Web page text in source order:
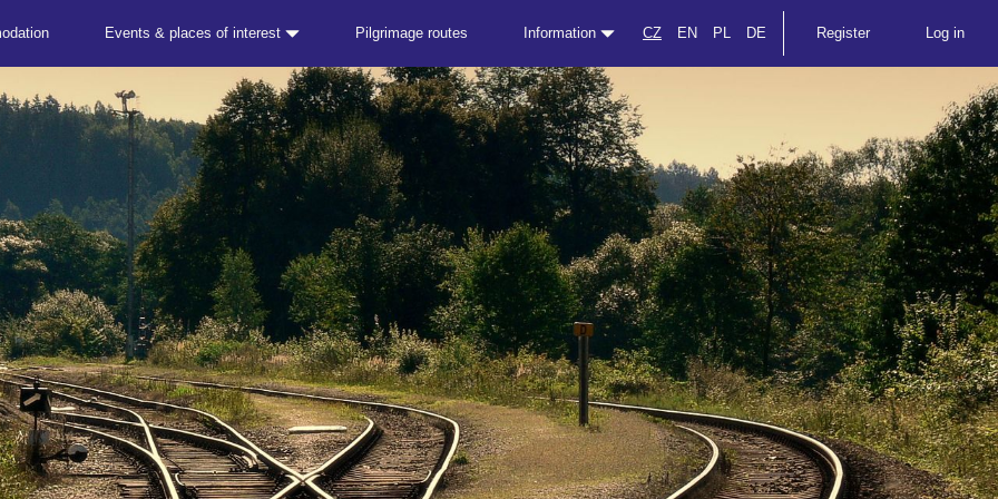
Events & places of interest Pilgrimage routes Information CZ EN PL DE Register Log in